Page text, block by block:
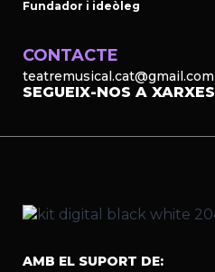
Fundador i ideòleg
CONTACTE
teatremusical.cat@gmail.com
SEGUEIX-NOS A XARXES
AMB EL SUPORT DE: